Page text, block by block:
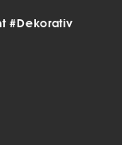
#Dekorativ
Statistiken